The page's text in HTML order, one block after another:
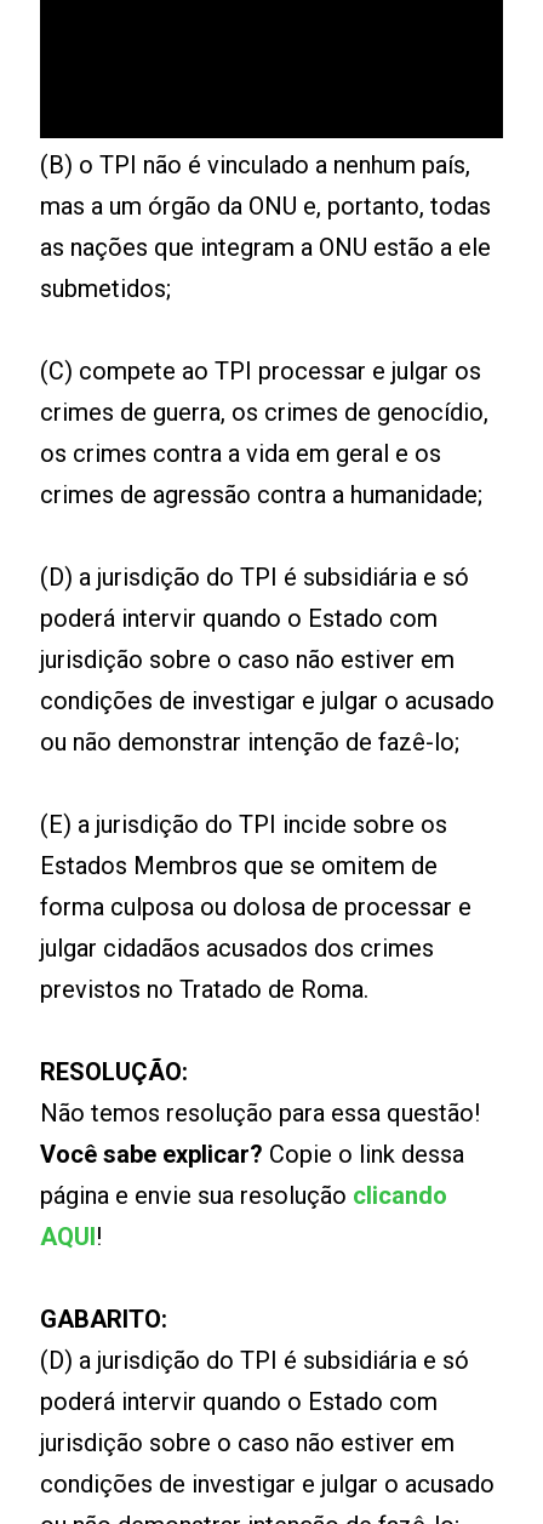
(B) o TPI não é vinculado a nenhum país,
mas a um órgão da ONU e, portanto, todas
as nações que integram a ONU estão a ele
submetidos;
(C) compete ao TPI processar e julgar os
crimes de guerra, os crimes de genocídio,
os crimes contra a vida em geral e os
crimes de agressão contra a humanidade;
(D) a jurisdição do TPI é subsidiária e só
poderá intervir quando o Estado com
jurisdição sobre o caso não estiver em
condições de investigar e julgar o acusado
ou não demonstrar intenção de fazê-lo;
(E) a jurisdição do TPI incide sobre os
Estados Membros que se omitem de
forma culposa ou dolosa de processar e
julgar cidadãos acusados dos crimes
previstos no Tratado de Roma.
RESOLUÇÃO:
Não temos resolução para essa questão!
Você sabe explicar? Copie o link dessa
página e envie sua resolução clicando
AQUI!
GABARITO:
(D) a jurisdição do TPI é subsidiária e só
poderá intervir quando o Estado com
jurisdição sobre o caso não estiver em
condições de investigar e julgar o acusado